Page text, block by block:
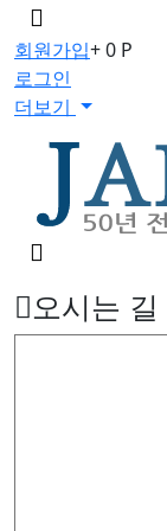
메
뉴
버
튼
회원가입+ 0 P
로그인
더보기
검
버
튼
오시는 길